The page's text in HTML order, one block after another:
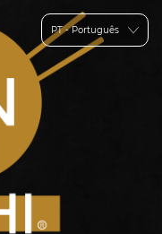
PT - Português